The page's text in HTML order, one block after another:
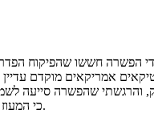
הפשרה חששו שהפיקוח
אמריקאים מוקדם
והרגשתי שהפשרה סייעה
כי המעוז הכלכלי והפוליטי שלהם בעבדות איים.